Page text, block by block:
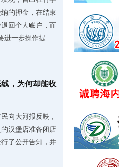
的押金，在结束
回个人账户，而
进一步操作提
，为何却能收
向大河报反映，
汉堡店准备闭店
了公开告知，并